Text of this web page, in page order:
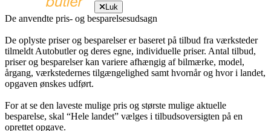
Luk
De anvendte pris- og besparelsesudsagn
De oplyste priser og besparelser er baseret på tilbud fra værksteder
tilmeldt Autobutler og deres egne, individuelle priser. Antal tilbud,
priser og besparelser kan variere afhængig af bilmærke, model,
årgang, værkstedernes tilgængelighed samt hvornår og hvor i landet,
opgaven ønskes udført.
For at se den laveste mulige pris og største mulige aktuelle
besparelse, skal “Hele landet” vælges i tilbudsoversigten på en
oprettet opgave.